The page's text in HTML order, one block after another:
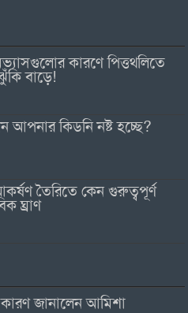
কারণে পিত্তথলিতে
বাড়ে!
আপনার কিডনি নষ্ট হচ্ছে?
তৈরিতে কেন গুরুত্বপূর্ণ
ঘ্রাণ
কারণ জানালেন আমিশা